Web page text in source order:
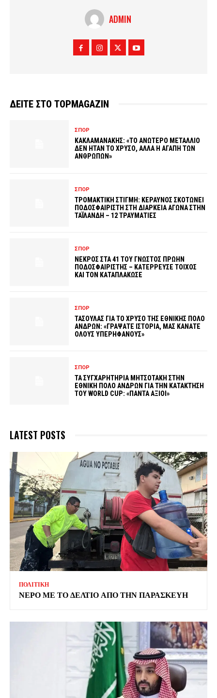
ADMIN
ΔΕΙΤΕ ΣΤΟ TOPMAGAZIN
ΣΠΟΡ
ΚΑΚΛΑΜΑΝΑΚΗΣ: «ΤΟ ΑΝΩΤΕΡΟ ΜΕΤΑΛΛΙΟ
ΔΕΝ ΗΤΑΝ ΤΟ ΧΡΥΣΟ, ΑΛΛΑ Η ΑΓΑΠΗ ΤΩΝ
ΑΝΘΡΩΠΩΝ»
ΣΠΟΡ
ΤΡΟΜΑΚΤΙΚΗ ΣΤΙΓΜΗ: ΚΕΡΑΥΝΟΣ ΣΚΟΤΩΝΕΙ
ΠΟΔΟΣΦΑΙΡΙΣΤΗ ΣΤΗ ΔΙΑΡΚΕΙΑ ΑΓΩΝΑ ΣΤΗΝ
ΤΑΪΛΑΝΔΗ – 12 ΤΡΑΥΜΑΤΙΕΣ
ΣΠΟΡ
ΝΕΚΡΟΣ ΣΤΑ 41 ΤΟΥ ΓΝΩΣΤΟΣ ΠΡΩΗΝ
ΠΟΔΟΣΦΑΙΡΙΣΤΗΣ – ΚΑΤΕΡΡΕΥΣΕ ΤΟΙΧΟΣ
ΚΑΙ ΤΟΝ ΚΑΤΑΠΛΑΚΩΣΕ
ΣΠΟΡ
ΤΑΣΟΥΛΑΣ ΓΙΑ ΤΟ ΧΡΥΣΟ ΤΗΣ ΕΘΝΙΚΗΣ ΠΟΛΟ
ΑΝΔΡΩΝ: «ΓΡΑΨΑΤΕ ΙΣΤΟΡΙΑ, ΜΑΣ ΚΑΝΑΤΕ
ΟΛΟΥΣ ΥΠΕΡΗΦΑΝΟΥΣ»
ΣΠΟΡ
ΤΑ ΣΥΓΧΑΡΗΤΗΡΙΑ ΜΗΤΣΟΤΑΚΗ ΣΤΗΝ
ΕΘΝΙΚΗ ΠΟΛΟ ΑΝΔΡΩΝ ΓΙΑ ΤΗΝ ΚΑΤΑΚΤΗΣΗ
ΤΟΥ WORLD CUP: «ΠΑΝΤΑ ΑΞΙΟΙ»
LATEST POSTS
ΠΟΛΙΤΙΚΗ
ΝΕΡΟ ΜΕ ΤΟ ΔΕΛΤΙΟ ΑΠΟ ΤΗΝ ΠΑΡΑΣΚΕΥΗ